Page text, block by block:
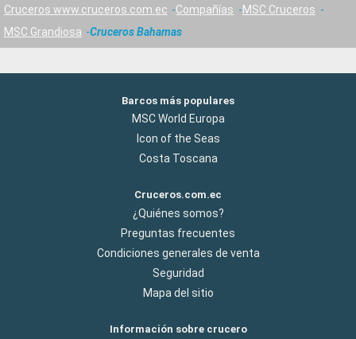
Cruceros www.cruceros.com.ec Compañías
MSC Cruceros
MSC Grandiosa
Cruceros Bahamas
Barcos más populares
MSC World Europa
Icon of the Seas
Costa Toscana
Cruceros.com.ec
¿Quiénes somos?
Preguntas frecuentes
Condiciones generales de venta
Seguridad
Mapa del sitio
Información sobre crucero